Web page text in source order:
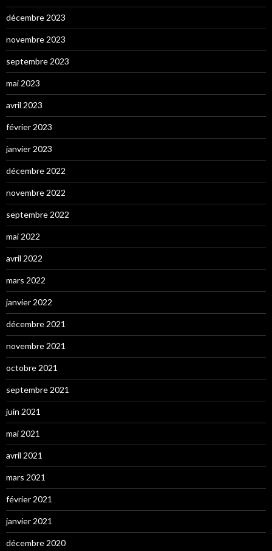
décembre 2023
novembre 2023
septembre 2023
mai 2023
avril 2023
février 2023
janvier 2023
décembre 2022
novembre 2022
septembre 2022
mai 2022
avril 2022
mars 2022
janvier 2022
décembre 2021
novembre 2021
octobre 2021
septembre 2021
juin 2021
mai 2021
avril 2021
mars 2021
février 2021
janvier 2021
décembre 2020